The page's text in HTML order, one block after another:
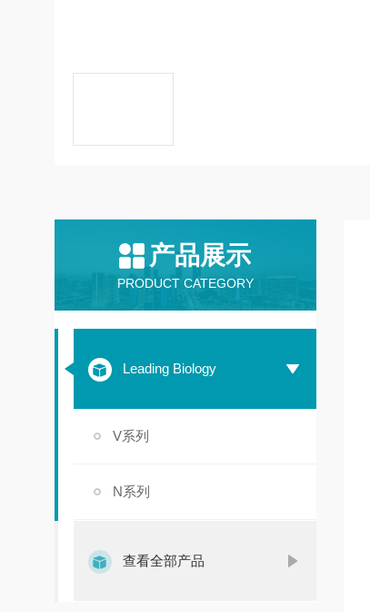
产品展示
PRODUCT CATEGORY
Leading Biology
V系列
N系列
查看全部产品